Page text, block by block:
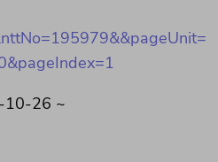
10-26 ~